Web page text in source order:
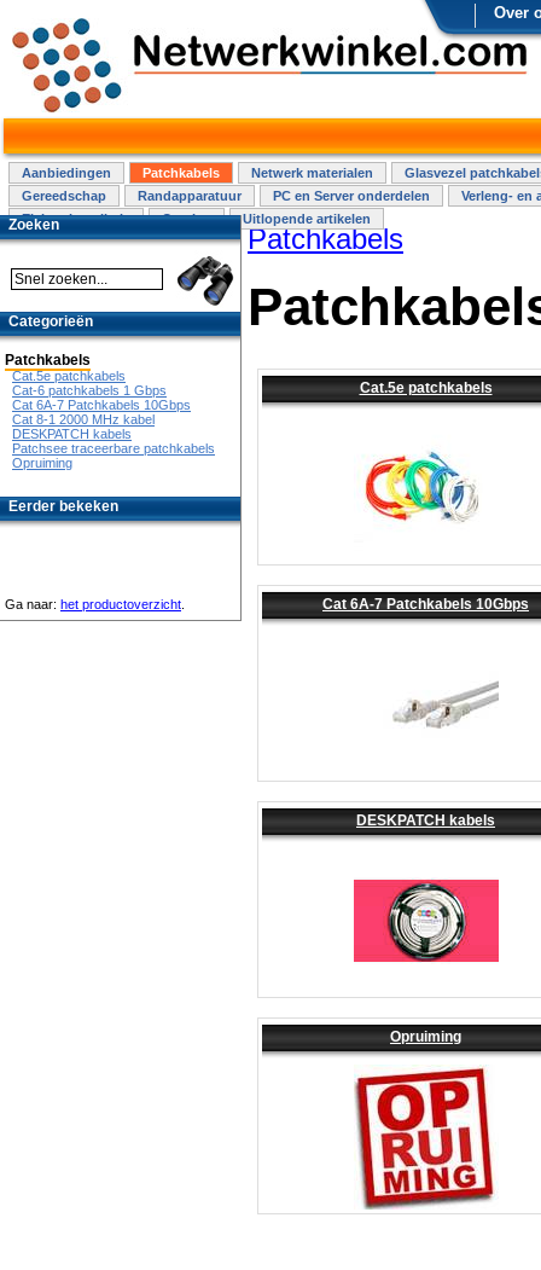
Over
Aanbiedingen Patchkabels Netwerk materialen
Glasvezel
Gereedschap
Randapparatuur PC en Server onderdelen
Verleng- en
Elektra installatie
Overige Uitlopende artikelen
Patchkabels
Cat.5e patchkabels
Cat 6A-7 Patchkabels 10Gbps
DESKPATCH kabels
Opruiming
Zoeken
Categorieën
Patchkabels
Cat.5e patchkabels
Cat-6 patchkabels 1 Gbps
Cat 6A-7 Patchkabels 10Gbps
Cat 8-1 2000 MHz kabel
DESKPATCH kabels
Patchsee traceerbare patchkabels
Opruiming
Eerder bekeken
Ga naar: het productoverzicht